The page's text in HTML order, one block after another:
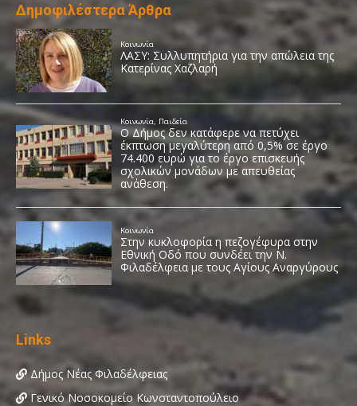
Δημοφιλέστερα Άρθρα
Links
Δήμος Νέας Φιλαδέλφειας
Γενικό Νοσοκομείο Κωνσταντοπούλειο